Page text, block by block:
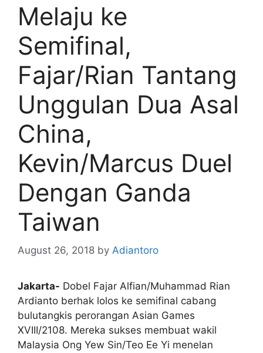
Melaju ke
Semifinal,
Fajar/Rian Tantang
Unggulan Dua Asal
China,
Kevin/Marcus Duel
Dengan Ganda
Taiwan
August 26, 2018 by Adiantoro
Jakarta- Dobel Fajar Alfian/Muhammad Rian
Ardianto berhak lolos ke semifinal cabang
bulutangkis perorangan Asian Games
XVIII/2108. Mereka sukses membuat wakil
Malaysia Ong Yew Sin/Teo Ee Yi menelan